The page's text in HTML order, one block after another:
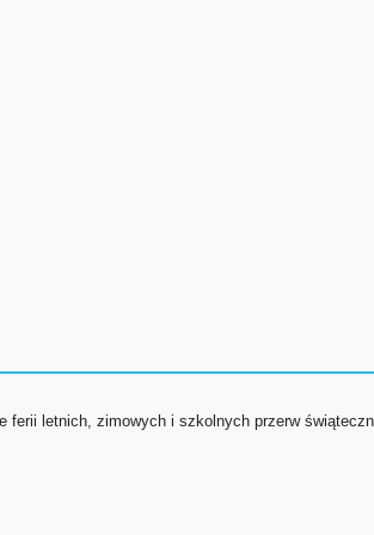
ferii letnich, zimowych i szkolnych przerw